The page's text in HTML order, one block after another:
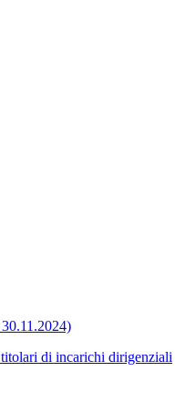
titolari di incarichi dirigenziali